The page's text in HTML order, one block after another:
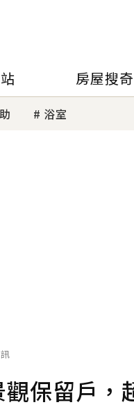
房屋搜奇
浴室
觀保留戶